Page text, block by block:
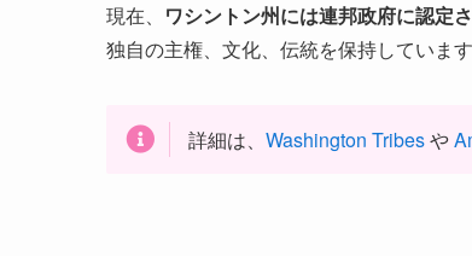
現在、 ワシントン州には連邦政府に認
独自の主権、文化、伝統を保持しています
詳細は、 Washington Tribesや